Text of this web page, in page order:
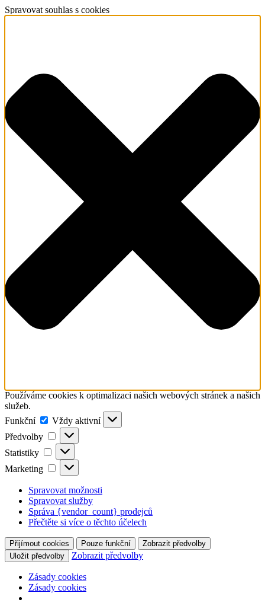
Spravovat souhlas s cookies
Používáme cookies k optimalizaci našich webových stránek a našich
služeb.
Funkční
Funkční
Vždy aktivní
Předvolby
Předvolby
Statistiky Statistiky
Marketing Marketing
Spravovat možnosti
Spravovat služby
Správa {vendor_count} prodejců
Přečtěte si více o těchto účelech
Přijímout cookies Pouze funkční
Zobrazit předvolby
Uložit předvolby
Zobrazit předvolby
Zásady cookies
Zásady cookies